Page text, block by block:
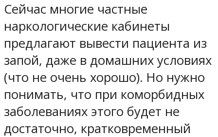
Сейчас многие частные
наркологические кабинеты
предлагают вывести пациента из
запой, даже в домашних условиях
(что не очень хорошо). Но нужно
понимать, что при коморбидных
заболеваниях этого будет не
достаточно, кратковременный